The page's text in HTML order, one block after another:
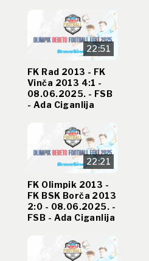
22:51
FK Rad 2013 - FK
Vinča 2013 4:1 -
08.06.2025. - FSB
- Ada Ciganlija
22:21
FK Olimpik 2013 -
FK BSK Borča 2013
2:0 - 08.06.2025. -
FSB - Ada Ciganlija